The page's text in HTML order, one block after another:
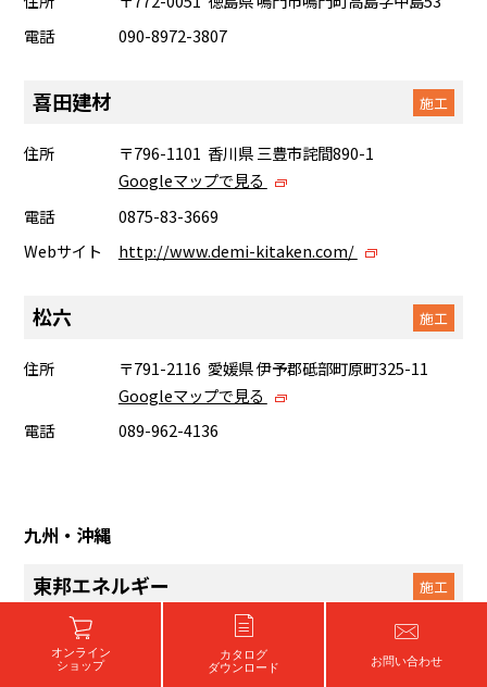
オンライン
ショップ
カタログ
ダウンロード
お問い合わせ
電話
090-8972-3807
喜田建材 施工
住所
〒796-1101 香川県 三豊市詫間890-1
Googleマップで見る
電話
0875-83-3669
Webサイト
http://www.demi-kitaken.com/
松六 施工
住所
〒791-2116 愛媛県 伊予郡砥部町原町325-11
Googleマップで見る
電話
089-962-4136
九州・沖縄
東邦エネルギー 施工
〒834-0067 福岡県 八女市龍ヶ原232-3
Googleマップで見る